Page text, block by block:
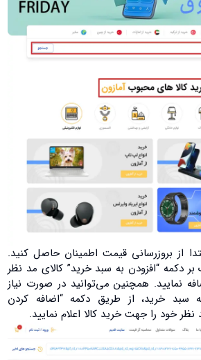
از بروزرسانی قیمت اطمینان حاصل کنید.
دکمه “افزودن به سبد خرید” کالای مد نظر
نمایید. همچنین می‌توانید در صورت نیاز
سبد خرید، از طریق دکمه “اضافه کردن
خود را جهت خرید کالا اعلام نمایید.